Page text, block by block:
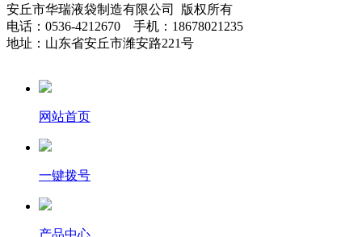
安丘市华瑞液袋制造有限公司 版权所有
电话：0536-4212670 手机：18678021235
地址：山东省安丘市潍安路221号
网站首页
一键拨号